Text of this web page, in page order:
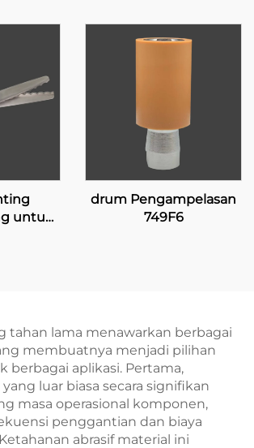
untuk
drum Pengampelasan
749F6
tahan lama menawarkan berbagai
membuatnya menjadi pilihan
berbagai aplikasi. Pertama,
luar biasa secara signifikan
masa operasional komponen,
penggantian dan biaya
abrasif material ini